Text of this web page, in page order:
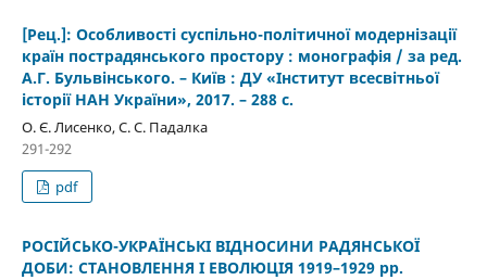
[Рец.]: Особливості суспільно-політичної модернізації
країн пострадянського простору : монографія / за ред.
А.Г. Бульвінського. – Київ : ДУ «Інститут всесвітньої
історії НАН України», 2017. – 288 с.
О. Є. Лисенко, С. С. Падалка
291-292
pdf
РОСІЙСЬКО-УКРАЇНСЬКІ ВІДНОСИНИ РАДЯНСЬКОЇ
ДОБИ: СТАНОВЛЕННЯ І ЕВОЛЮЦІЯ 1919–1929 рр.